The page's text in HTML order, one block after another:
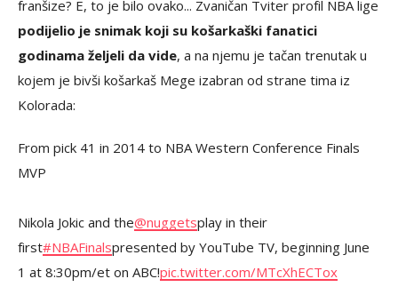
franšize? E, to je bilo ovako... Zvaničan Tviter profil NBA lige
podijelio je snimak koji su košarkaški fanatici
godinama željeli da vide, a na njemu je tačan trenutak u
kojem je bivši košarkaš Mege izabran od strane tima iz
Kolorada:
From pick 41 in 2014 to NBA Western Conference Finals
MVP
Nikola Jokic and the@nuggetsplay in their
first#NBAFinalspresented by YouTube TV, beginning June
1 at 8:30pm/et on ABC!pic.twitter.com/MTcXhECTox